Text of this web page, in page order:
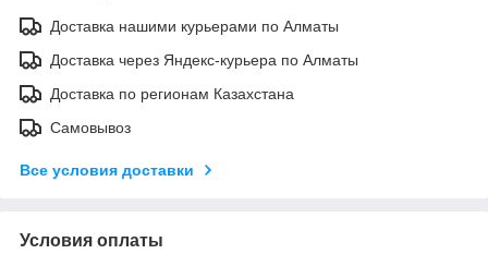
Доставка нашими курьерами по Алматы
Доставка через Яндекс-курьера по Алматы
Доставка по регионам Казахстана
Самовывоз
Все условия доставки
Условия оплаты